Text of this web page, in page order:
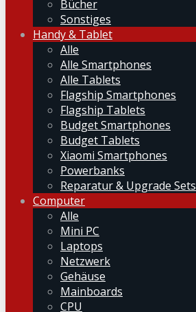
Bücher
Sonstiges
Handy & Tablet
Alle
Alle Smartphones
Alle Tablets
Flagship Smartphones
Flagship Tablets
Budget Smartphones
Budget Tablets
Xiaomi Smartphones
Powerbanks
Reparatur & Upgrade Sets
Computer
Alle
Mini PC
Laptops
Netzwerk
Gehäuse
Mainboards
CPU